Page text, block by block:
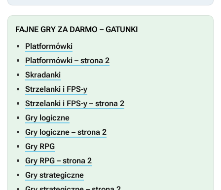
FAJNE GRY ZA DARMO – GATUNKI
Platformówki
Platformówki – strona 2
Skradanki
Strzelanki i FPS-y
Strzelanki i FPS-y – strona 2
Gry logiczne
Gry logiczne – strona 2
Gry RPG
Gry RPG – strona 2
Gry strategiczne